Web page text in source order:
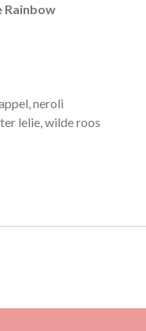
Rainbow
neroli
lelie, wilde roos